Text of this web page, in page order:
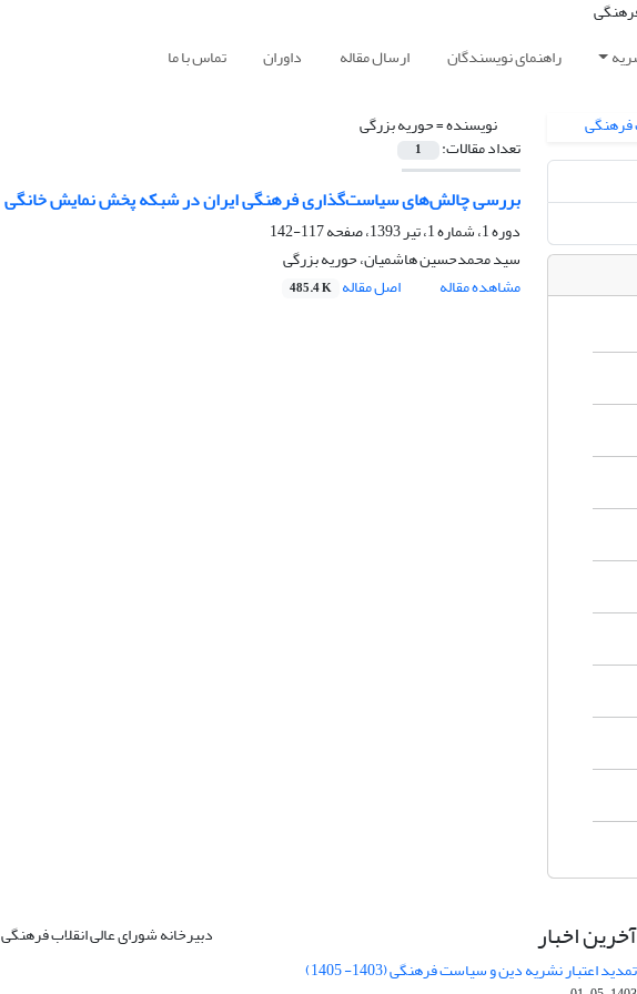
راهنمای نویسندگان ارسال مقاله داوران تماس با ما
نویسنده =حوریه بزرگی
تعداد مقالات: 1
بررسی چالش‌های سیاست‌گذاری فرهنگی ایران در شبکه پخش نمایش خانگی
دوره 1، شماره 1، تیر 1393، صفحه
117-142
سید محمدحسین هاشمیان، حوریه بزرگی
مشاهده مقاله
اصل مقاله 485.4 K
آخرین اخبار
تمدید اعتبار نشریه دین و سیاست فرهنگی (1403- 1405)
دبیرخانه شورای عالی انقلاب فرهنگی